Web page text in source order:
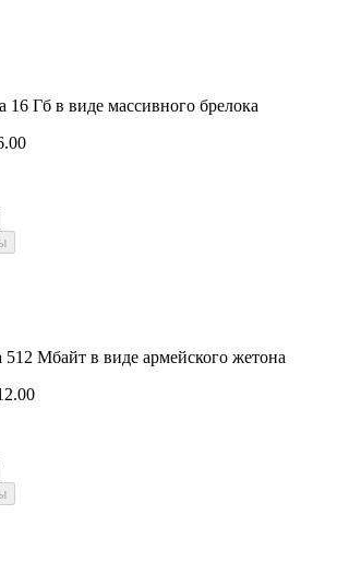
Гб в виде массивного брелока
Мбайт в виде армейского жетона